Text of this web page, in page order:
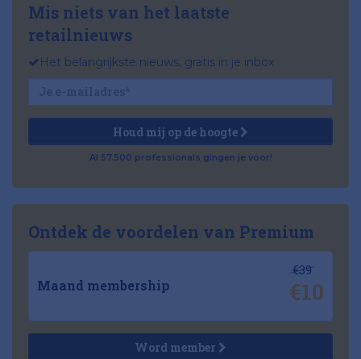
Mis niets van het laatste
retailnieuws
Het belangrijkste nieuws, gratis in je inbox
Houd mij op de hoogte
Al 57.500 professionals gingen je voor!
Ontdek de voordelen van Premium
Maand membership
€39
€10
Word member